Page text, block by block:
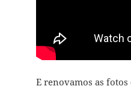
E renovamos as fotos